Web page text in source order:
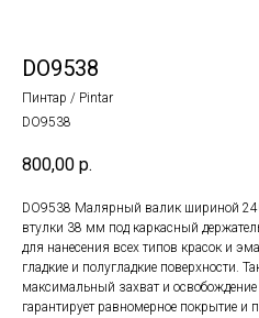
DO9538
Пинтар / Pintar
DO9538
800,00 р.
DO9538 Малярный валик шириной
втулки 38 мм под каркасный
для нанесения всех типов красок и
гладкие и полугладкие поверхности.
максимальный захват и освобождение
гарантирует равномерное покрытие и